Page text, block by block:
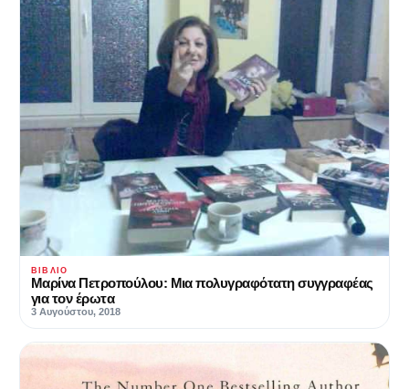
ΒΙΒΛΊΟ
Μαρίνα Πετροπούλου: Μια πολυγραφότατη συγγραφέας
για τον έρωτα
3 Αυγούστου, 2018